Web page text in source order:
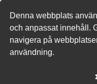
Denna webbplats
och anpassat innehåll.
navigera på
användning.